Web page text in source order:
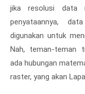
jika resolusi data
penyataannya,
digunakan untuk
Nah, teman-teman
ada hubungan
raster, yang akan